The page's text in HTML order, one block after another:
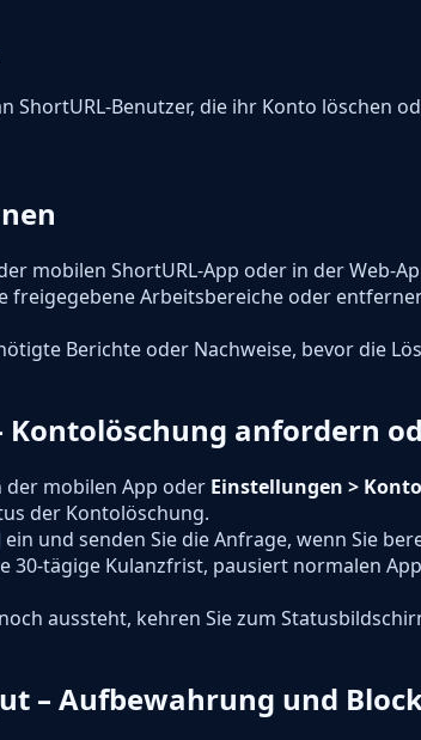
ShortURL-Benutzer, die ihr Konto löschen
mobilen ShortURL-App oder in der Web-
freigegebene Arbeitsbereiche oder
Berichte oder Nachweise, bevor die
Kontolöschung anfordern
der mobilen App oder Einstellungen >
der Kontolöschung.
ein und senden Sie die Anfrage, wenn Sie
30-tägige Kulanzfrist, pausiert normalen
aussteht, kehren Sie zum
– Aufbewahrung und